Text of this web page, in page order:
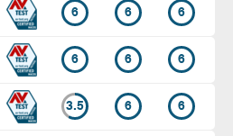
6 6 6
6 6 6
3.5 6 6